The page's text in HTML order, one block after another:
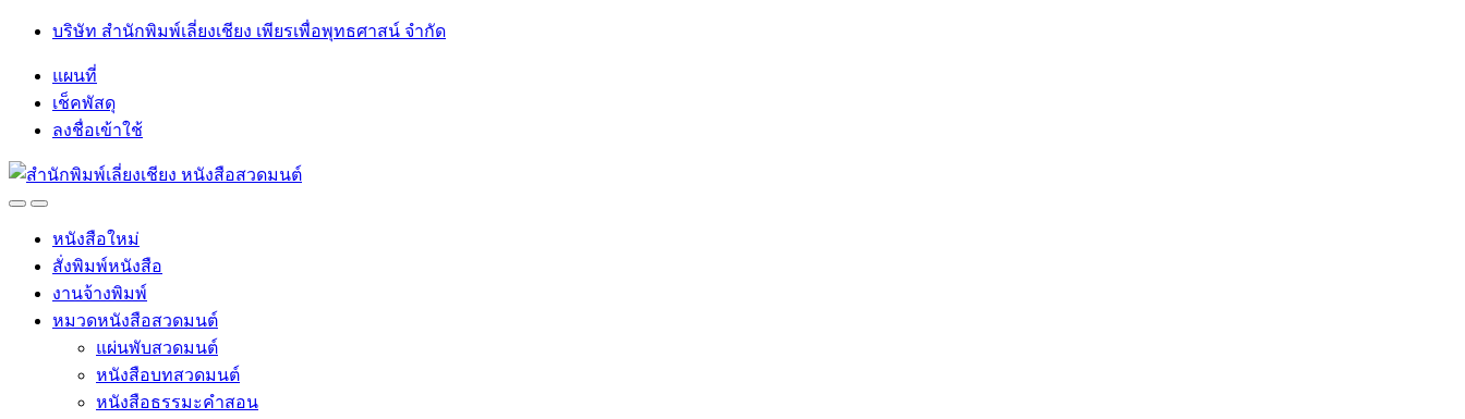
Skip
navigation
Skip
บริษัท สำนักพิมพ์เลี่ยงเชียง เพียรเพื่อพุทธศาสน์ จำกัด
แผนที่
เช็คพัสดุ
ลงชื่อเข้าใช้
OpenClose
หนังสือใหม่
สั่งพิมพ์หนังสือ
งานจ้างพิมพ์
หมวดหนังสือสวดมนต์
แผ่นพับสวดมนต์
หนังสือบทสวดมนต์
หนังสือธรรมะคำสอน